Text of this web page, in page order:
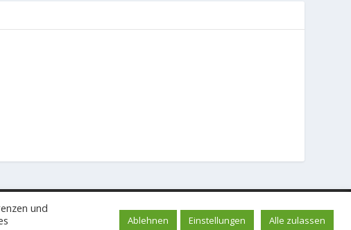
und
Ablehnen Einstellungen Alle zulassen